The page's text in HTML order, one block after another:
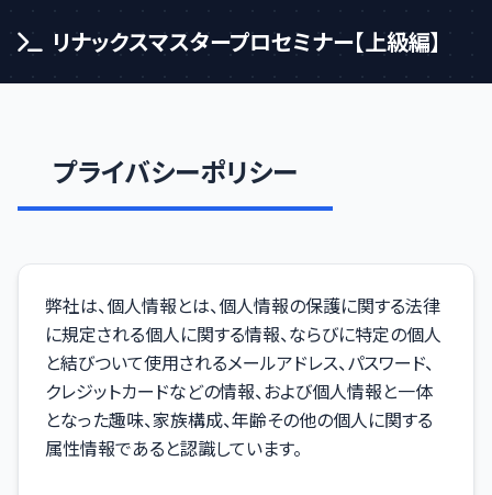
リナックスマスタープロセミナー【上級編】
プライバシーポリシー
弊社は、個人情報とは、個人情報の保護に関する法律
に規定される個人に関する情報、ならびに特定の個人
と結びついて使用されるメールアドレス、パスワード、
クレジットカードなどの情報、および個人情報と一体
となった趣味、家族構成、年齢その他の個人に関する
属性情報であると認識しています。